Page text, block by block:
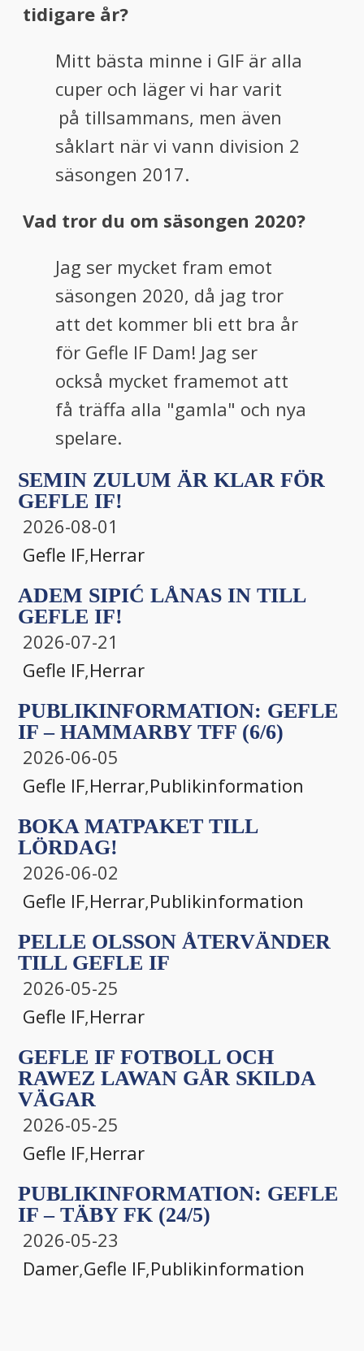
tidigare år?
Mitt bästa minne i GIF är alla
cuper och läger vi har varit
på tillsammans, men även
såklart när vi vann division 2
säsongen 2017.
Vad tror du om säsongen 2020?
Jag ser mycket fram emot
säsongen 2020, då jag tror
att det kommer bli ett bra år
för Gefle IF Dam! Jag ser
också mycket framemot att
få träffa alla "gamla" och nya
spelare.
SEMIN ZULUM ÄR KLAR FÖR
GEFLE IF!
2026-08-01
Gefle IF,Herrar
ADEM SIPIĆ LÅNAS IN TILL
GEFLE IF!
2026-07-21
Gefle IF,Herrar
PUBLIKINFORMATION: GEFLE
IF – HAMMARBY TFF (6/6)
2026-06-05
Gefle IF,Herrar,Publikinformation
BOKA MATPAKET TILL
LÖRDAG!
2026-06-02
Gefle IF,Herrar,Publikinformation
PELLE OLSSON ÅTERVÄNDER
TILL GEFLE IF
2026-05-25
Gefle IF,Herrar
GEFLE IF FOTBOLL OCH
RAWEZ LAWAN GÅR SKILDA
VÄGAR
2026-05-25
Gefle IF,Herrar
PUBLIKINFORMATION: GEFLE
IF – TÄBY FK (24/5)
2026-05-23
Damer,Gefle IF,Publikinformation